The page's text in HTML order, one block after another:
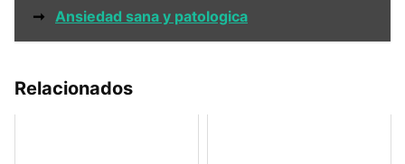
➞ Ansiedad sana y patologica
Relacionados